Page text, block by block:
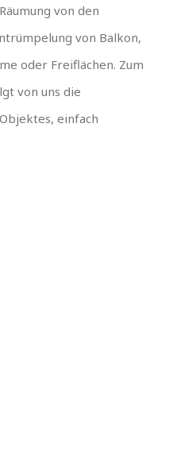
von den
von Balkon,
oder Freiflächen. Zum
von uns die
einfach